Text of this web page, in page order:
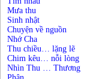
Mưa thu
Sinh nhật
Chuyện về nguồn
Nhớ Cha
Thu chiều… lặng lẽ
Chim kêu… nỗi lòng
Nhìn Thu … Thương